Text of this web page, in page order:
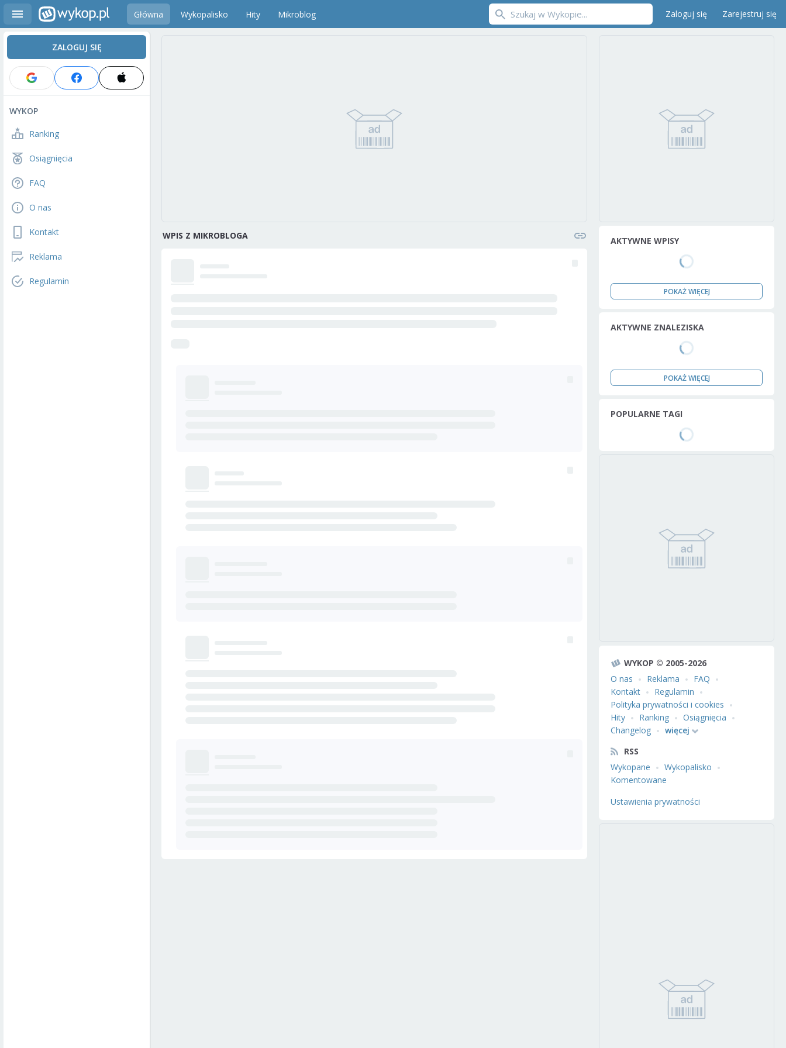
Główna Wykopalisko Hity Mikroblog Zaloguj się Zarejestruj się
ZALOGUJ SIĘ
WYKOP
Ranking
Osiągnięcia
FAQ
O nas
Kontakt
Reklama
Regulamin
WPIS Z MIKROBLOGA AKTYWNE WPISY
POKAŻ WIĘCEJ
AKTYWNE ZNALEZISKA
POKAŻ WIĘCEJ
POPULARNE TAGI
WYKOP © 2005-2026
O nas
Reklama
FAQ
Kontakt
Regulamin
Polityka prywatności i cookies
Hity
Ranking
Osiągnięcia
Changelog
więcej
RSS
Wykopane
Wykopalisko
Komentowane
Ustawienia prywatności